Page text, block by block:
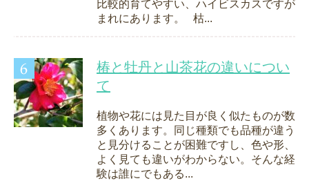
比較的育てやすい、ハイビスカスですが
まれにあります。 枯...
椿と牡丹と山茶花の違いについ
て
植物や花には見た目が良く似たものが数
多くあります。同じ種類でも品種が違う
と見分けることが困難ですし、色や形、
よく見ても違いがわからない。そんな経
験は誰にでもある...